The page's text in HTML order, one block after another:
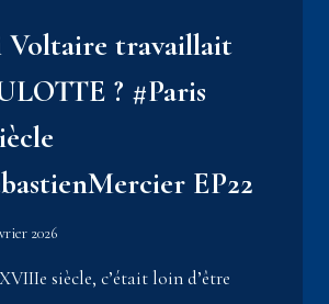
Voltaire travaillait
? #Paris
EP22
2026
siècle, c’était loin d’être